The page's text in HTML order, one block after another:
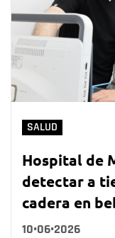
SALUD
Hospital de
detectar a
cadera en
10•06•2026